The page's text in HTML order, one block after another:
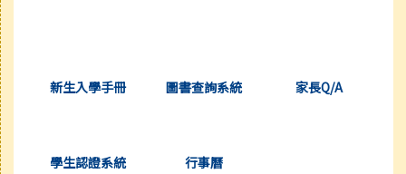
新生入學手冊 圖書查詢系統 家長Q/A
學生認證系統 行事曆